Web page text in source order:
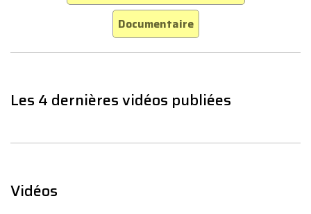
Documentaire
Les 4 dernières vidéos publiées
Vidéos